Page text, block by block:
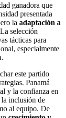
ganadora que
presentada
la adaptación a
selección
tácticas para
especialmente
este partido
Panamá
y la confianza en
inclusión de
al equipo. De